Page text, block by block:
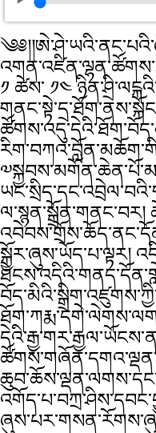
༡ ཚེས་ ༡༤
ལ་སྙན་སྒྲོན་གནང་བར།
སྐྱོར་ཞུས་ཡོད་པ་ལྟར།